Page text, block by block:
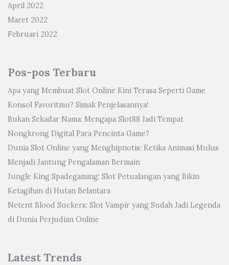
April 2022
Maret 2022
Februari 2022
Pos-pos Terbaru
Apa yang Membuat Slot Online Kini Terasa Seperti Game
Konsol Favoritmu? Simak Penjelasannya!
Bukan Sekadar Nama: Mengapa Slot88 Jadi Tempat
Nongkrong Digital Para Pencinta Game?
Dunia Slot Online yang Menghipnotis: Ketika Animasi Mulus
Menjadi Jantung Pengalaman Bermain
Jungle King Spadegaming: Slot Petualangan yang Bikin
Ketagihan di Hutan Belantara
Netent Blood Suckers: Slot Vampir yang Sudah Jadi Legenda
di Dunia Perjudian Online
Latest Trends